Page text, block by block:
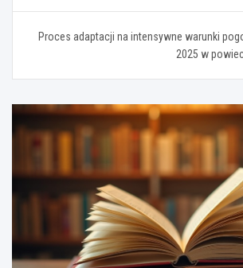
Proces adaptacji na intensywne warunki
2025 w